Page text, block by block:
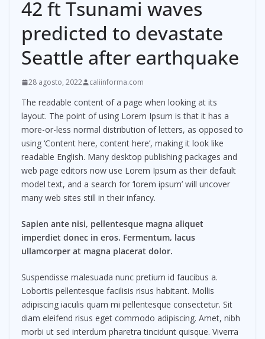
42 ft Tsunami waves
predicted to devastate
Seattle after earthquake
28 agosto, 2022 caliinforma.com
The readable content of a page when looking at its
layout. The point of using Lorem Ipsum is that it has a
more-or-less normal distribution of letters, as opposed to
using ‘Content here, content here’, making it look like
readable English. Many desktop publishing packages and
web page editors now use Lorem Ipsum as their default
model text, and a search for ‘lorem ipsum’ will uncover
many web sites still in their infancy.
Sapien ante nisi, pellentesque magna aliquet
imperdiet donec in eros. Fermentum, lacus
ullamcorper at magna placerat dolor.
Suspendisse malesuada nunc pretium id faucibus a.
Lobortis pellentesque facilisis risus habitant. Mollis
adipiscing iaculis quam mi pellentesque consectetur. Sit
diam eleifend risus eget commodo adipiscing. Amet, nibh
morbi ut sed interdum pharetra tincidunt quisque. Viverra